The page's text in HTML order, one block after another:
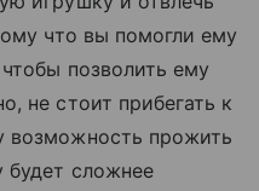
что вы помогли ему
позволить ему
не стоит прибегать к
возможность прожить
будет сложнее